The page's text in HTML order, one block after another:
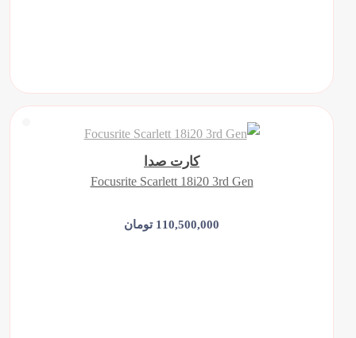
کارت صدا
Focusrite Scarlett 18i20 3rd Gen
110,500,000 تومان